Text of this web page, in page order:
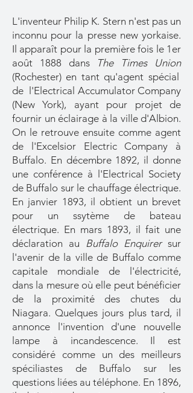
L'inventeur Philip K. Stern n'est pas un
inconnu pour la presse new yorkaise.
Il apparaît pour la première fois le 1er
août 1888 dans
The Times Union
(Rochester) en tant qu'agent spécial
de l'Electrical Accumulator Company
(New York), ayant pour projet de
fournir un éclairage à la ville d'Albion.
On le retrouve ensuite comme agent
de l'Excelsior Electric Company à
Buffalo. En décembre 1892, il donne
une conférence à l'Electrical Society
de Buffalo sur le chauffage électrique.
En janvier 1893, il obtient un brevet
pour un ssytème de bateau
électrique. En mars 1893, il fait une
déclaration au Buffalo Enquirersur
l'avenir de la ville de Buffalo comme
capitale mondiale de l'électricité,
dans la mesure où elle peut bénéficier
de la proximité des chutes du
Niagara. Quelques jours plus tard, il
annonce l'invention d'une nouvelle
lampe à incandescence. Il est
considéré comme un des meilleurs
spéciliastes de Buffalo sur les
questions liées au téléphone. En 1896,